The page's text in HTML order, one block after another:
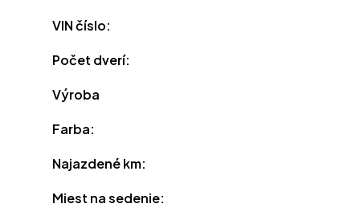
VIN číslo:
Počet dverí:
Výroba
Farba:
Najazdené km:
Miest na sedenie: